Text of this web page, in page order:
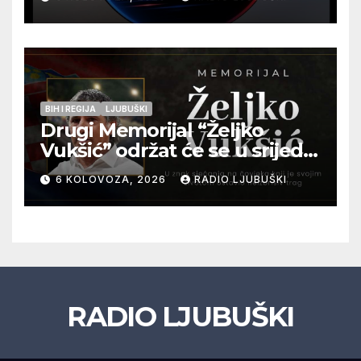
BIH I REGIJA LJUBUŠKI
Drugi Memorijal “Željko
Vukšić” održat će se u srijedu
12. kolovoza u Otoku
6 KOLOVOZA, 2026 RADIO LJUBUŠKI
RADIO LJUBUŠKI